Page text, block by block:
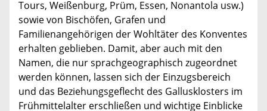
Tours, Weißenburg, Prüm, Essen, Nonantola usw.)
sowie von Bischöfen, Grafen und
Familienangehörigen der Wohltäter des Konventes
erhalten geblieben. Damit, aber auch mit den
Namen, die nur sprachgeographisch zugeordnet
werden können, lassen sich der Einzugsbereich
und das Beziehungsgeflecht des Gallusklosters im
Frühmittelalter erschließen und wichtige Einblicke